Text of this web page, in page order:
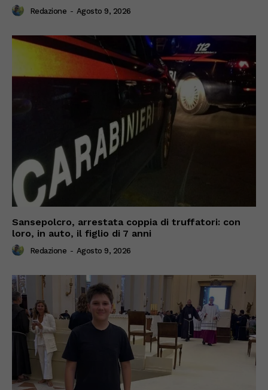
Redazione - Agosto 9, 2026
Sansepolcro, arrestata coppia di truffatori: con
loro, in auto, il figlio di 7 anni
Redazione - Agosto 9, 2026